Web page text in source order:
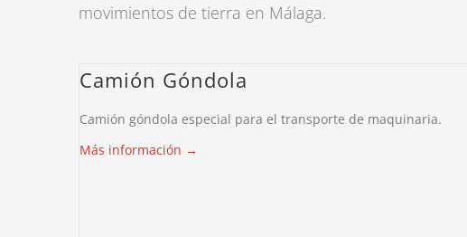
movimientos de tierra en Málaga.
Camión Góndola
Camión góndola especial para el transporte de maquinaria.
Más información →